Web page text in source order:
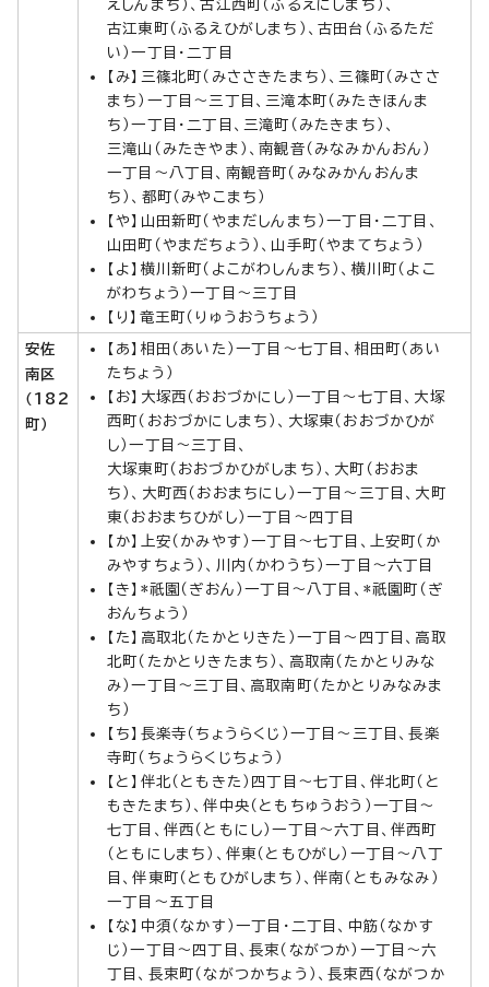
えしんまち）、古江西町（ふるえにしまち）、
古江東町（ふるえひがしまち）、古田台（ふるただ
い）一丁目・二丁目
【み】三篠北町（みささきたまち）、三篠町（みささ
まち）一丁目～三丁目、三滝本町（みたきほんま
ち）一丁目・二丁目、三滝町（みたきまち）、
三滝山（みたきやま）、南観音（みなみかんおん）
一丁目～八丁目、南観音町（みなみかんおんま
ち）、都町（みやこまち）
【や】山田新町（やまだしんまち）一丁目・二丁目、
山田町（やまだちょう）、山手町（やまてちょう）
【よ】横川新町（よこがわしんまち）、横川町（よこ
がわちょう）一丁目～三丁目
【り】竜王町（りゅうおうちょう）
安佐
南区
（182
町）
【あ】相田（あいた）一丁目～七丁目、相田町（あい
たちょう）
【お】大塚西（おおづかにし）一丁目～七丁目、大塚
西町（おおづかにしまち）、大塚東（おおづかひが
し）一丁目～三丁目、
大塚東町（おおづかひがしまち）、大町（おおま
ち）、大町西（おおまちにし）一丁目～三丁目、大町
東（おおまちひがし）一丁目～四丁目
【か】上安（かみやす）一丁目～七丁目、上安町（か
みやすちょう）、川内（かわうち）一丁目～六丁目
【き】*祇園（ぎおん）一丁目～八丁目、*祇園町（ぎ
おんちょう）
【た】高取北（たかとりきた）一丁目～四丁目、高取
北町（たかとりきたまち）、高取南（たかとりみな
み）一丁目～三丁目、高取南町（たかとりみなみま
ち）
【ち】長楽寺（ちょうらくじ）一丁目～三丁目、長楽
寺町（ちょうらくじちょう）
【と】伴北（ともきた）四丁目～七丁目、伴北町（と
もきたまち）、伴中央（ともちゅうおう）一丁目～
七丁目、伴西（ともにし）一丁目～六丁目、伴西町
（ともにしまち）、伴東（ともひがし）一丁目～八丁
目、伴東町（ともひがしまち）、伴南（ともみなみ）
一丁目～五丁目
【な】中須（なかす）一丁目・二丁目、中筋（なかす
じ）一丁目～四丁目、長束（ながつか）一丁目～六
丁目、長束町（ながつかちょう）、長束西（ながつか